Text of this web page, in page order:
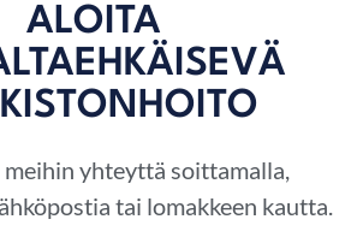
ALOITA
yhteyttä soittamalla,
tai lomakkeen kautta.